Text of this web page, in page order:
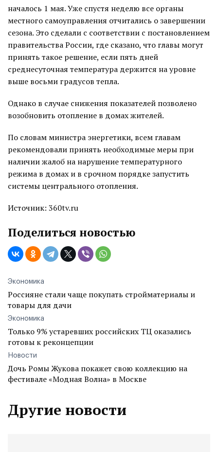
началось 1 мая. Уже спустя неделю все органы
местного самоуправления отчитались о завершении
сезона. Это сделали с соответствии с постановлением
правительства России, где сказано, что главы могут
принять такое решение, если пять дней
среднесуточная температура держится на уровне
выше восьми градусов тепла.
Однако в случае снижения показателей позволено
возобновить отопление в домах жителей.
По словам министра энергетики, всем главам
рекомендовали принять необходимые меры при
наличии жалоб на нарушение температурного
режима в домах и в срочном порядке запустить
системы центрального отопления.
Источник: 360tv.ru
Поделиться новостью
Экономика
Россияне стали чаще покупать стройматериалы и
товары для дачи
Экономика
Только 9% устаревших российских ТЦ оказались
готовы к реконцепции
Новости
Дочь Ромы Жукова покажет свою коллекцию на
фестивале «Модная Волна» в Москве
Другие новости